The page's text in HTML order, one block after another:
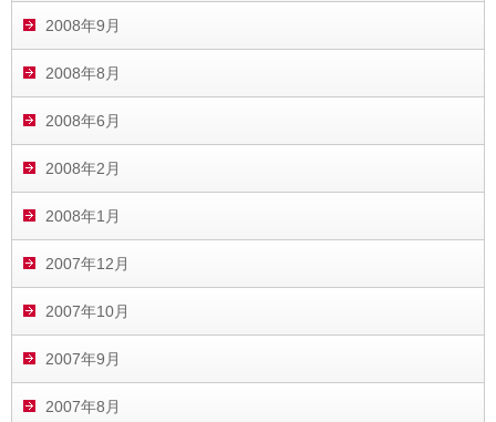
2008年9月
2008年8月
2008年6月
2008年2月
2008年1月
2007年12月
2007年10月
2007年9月
2007年8月